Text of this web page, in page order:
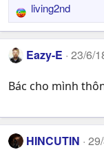
R
e
a
c
i
n
s
:
living2nd
Eazy-E 23/6/
Bác cho mình
HINCUTIN